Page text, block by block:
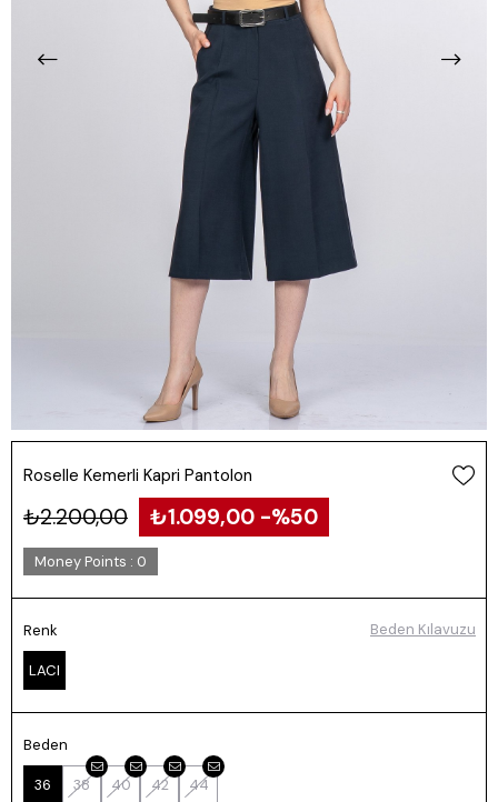
Roselle Kemerli Kapri Pantolon
₺2.200,00 ₺1.099,00 50
Money Points : 0
Renk
LACI
Beden
36 38 40 42 44
Beden Kılavuzu